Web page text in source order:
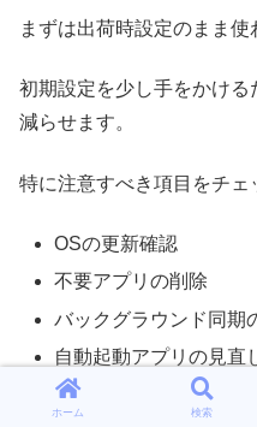
まずは出荷時設定のまま使
初期設定を少し手をかける
減らせます。
特に注意すべき項目をチェ
OSの更新確認
不要アプリの削除
バックグラウンド同期
自動起動アプリの見直
ストレージの初期最適化
ホーム 検索